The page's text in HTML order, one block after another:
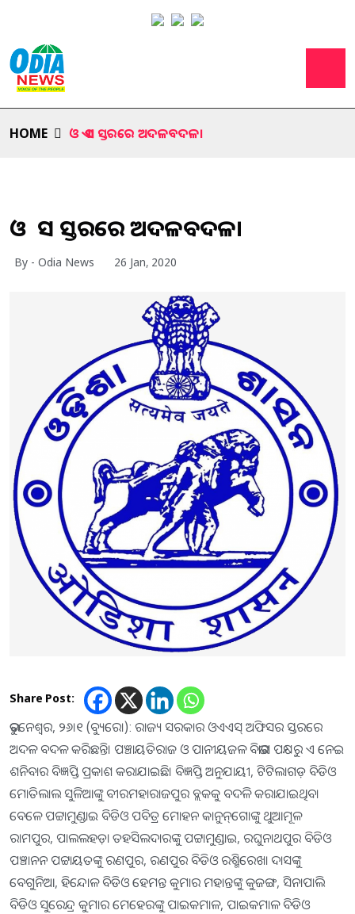
HOME ଓ ଏ ଏସ ସ୍ତରରେ ଅଦଳବଦଳ।
ଓ ଏ ଏସ ସ୍ତରରେ ଅଦଳବଦଳ।
By - Odia News 26 Jan, 2020
Share Post:
ଭୁବନେଶ୍ୱର, ୨୬।୧ (ବ୍ୟୁରୋ): ରାଜ୍ୟ ସରକାର ଓଏଏସ୍‌ ଅଫିସର ସ୍ତରରେ
ଅଦଳ ବଦଳ କରିଛନ୍ତି। ପଞ୍ଚାୟତିରାଜ ଓ ପାନୀୟଜଳ ବିଭାଗ ପକ୍ଷରୁ ଏ ନେଇ
ଶନିବାର ବିଜ୍ଞପ୍ତି ପ୍ରକାଶ କରାଯାଇଛି। ବିଜ୍ଞପ୍ତି ଅନୁଯାୟୀ, ଟିଟିଲାଗଡ଼ ବିଡିଓ
ମୋତିଲାଲ ସୁଳିଆଙ୍କୁ ବୀରମହାରାଜପୁର ବ୍ଲକକୁ ବଦଳି କରାଯାଇଥିବା
ବେଳେ ପଟ୍ଟାମୁଣ୍ଡାଇ ବିଡିଓ ପବିତ୍ର ମୋହନ କାନୁନ୍‌ଗୋଙ୍କୁ ଥୁଆମୂଳ
ରାମପୁର, ପାଲଲହଡ଼ା ତହସିଲଦାରଙ୍କୁ ପଟ୍ଟାମୁଣ୍ଡାଇ, ରଘୁନାଥପୁର ବିଡିଓ
ପଞ୍ଚାନନ ପଟ୍ଟାୟତଙ୍କୁ ରଣପୁର, ରଣପୁର ବିଡିଓ ରଶ୍ମିରେଖା ଦାସଙ୍କୁ
ବେଗୁନିଆ, ହିନ୍ଦୋଳ ବିଡିଓ ହେମନ୍ତ କୁମାର ମହାନ୍ତଙ୍କୁ କୁଜଙ୍ଗ, ସିନାପାଲି
ବିଡିଓ ସୁରେନ୍ଦ୍ର କୁମାର ମେହେରଙ୍କୁ ପାଇକମାଳ, ପାଇକମାଳ ବିଡିଓ